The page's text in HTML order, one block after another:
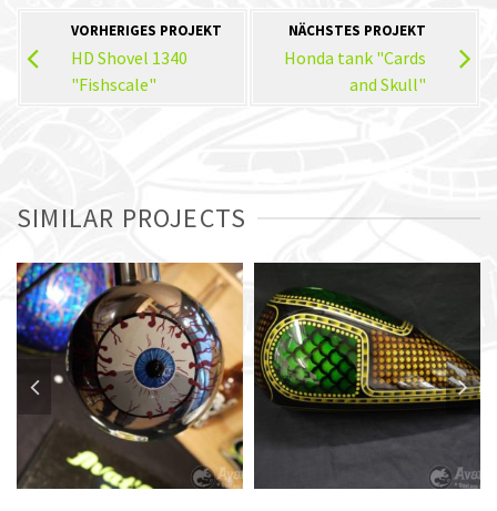
VORHERIGES PROJEKT
HD Shovel 1340
"Fishscale"
NÄCHSTES PROJEKT
Honda tank "Cards
and Skull"
SIMILAR PROJECTS